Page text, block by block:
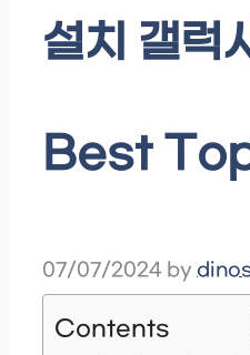
설치 갤럭
Best
07/07/2024 by
Contents